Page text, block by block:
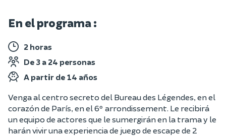
En el programa :
2 horas
De 3 a 24 personas
A partir de 14 años
Venga al centro secreto del Bureau des Légendes, en el
corazón de París, en el 6º arrondissement. Le recibirá
un equipo de actores que le sumergirán en la trama y le
harán vivir una experiencia de juego de escape de 2